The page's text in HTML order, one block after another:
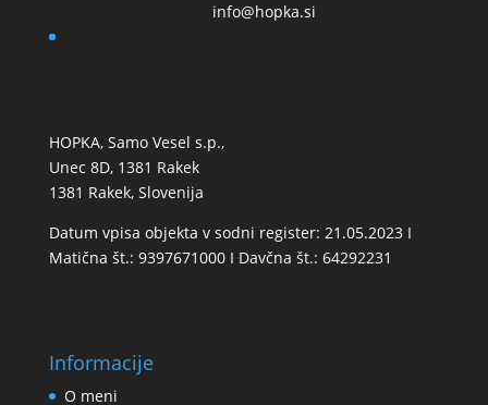
HOPKA, Samo Vesel s.p.,
Unec 8D, 1381 Rakek
1381 Rakek, Slovenija
Datum vpisa objekta v sodni register: 21.05.2023 I
Matična št.: 9397671000 I Davčna št.: 64292231
info@hopka.si
Informacije
O meni